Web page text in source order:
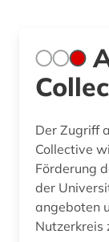
Der Zugriff
Collective
Förderung
der
angeboten
Nutzerkreis